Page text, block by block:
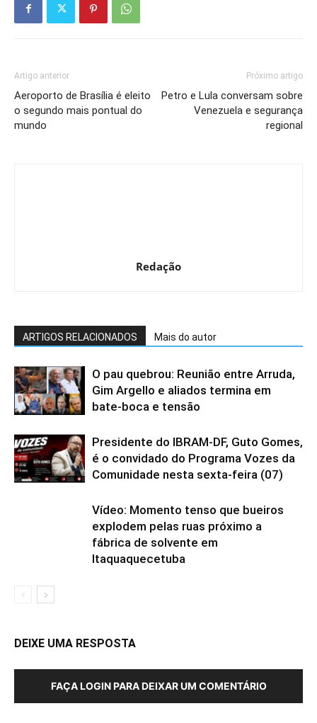
Artigo anterior
Aeroporto de Brasília é eleito
o segundo mais pontual do
mundo
Próximo artigo
Petro e Lula conversam sobre
Venezuela e segurança
regional
Redação
ARTIGOS RELACIONADOS Mais do autor
O pau quebrou: Reunião entre Arruda,
Gim Argello e aliados termina em
bate-boca e tensão
Presidente do IBRAM-DF, Guto Gomes,
é o convidado do Programa Vozes da
Comunidade nesta sexta-feira (07)
Vídeo: Momento tenso que bueiros
explodem pelas ruas próximo a
fábrica de solvente em
Itaquaquecetuba
DEIXE UMA RESPOSTA
FAÇA LOGIN PARA DEIXAR UM COMENTÁRIO